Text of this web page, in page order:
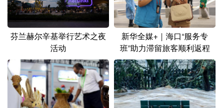
陕西 甘肃 青海 宁夏
新疆 内蒙古 黑龙江
多语种频道
English Español Français عربى
芬兰赫尔辛基举行艺术之夜
活动
新华全媒+｜海口“服务专
班”助力滞留旅客顺利返程